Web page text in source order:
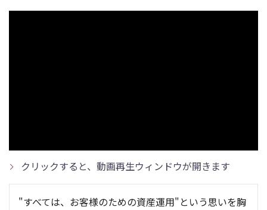
クリックすると、動画再生ウィンドウが開きます
"すべては、お客様のための資産運用"という思いを胸